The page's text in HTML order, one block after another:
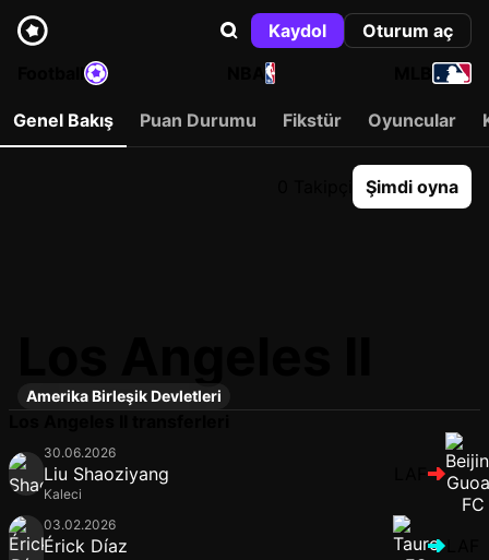
Kaydol
Oturum aç
NBA
Genel Bakış Puan Durumu Fikstür Oyuncular
Şimdi oyna
Amerika Birleşik Devletleri
30.06.2026
Liu Shaoziyang
Kaleci
03.02.2026
Érick Díaz